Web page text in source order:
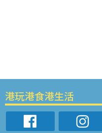
港玩港食港生活